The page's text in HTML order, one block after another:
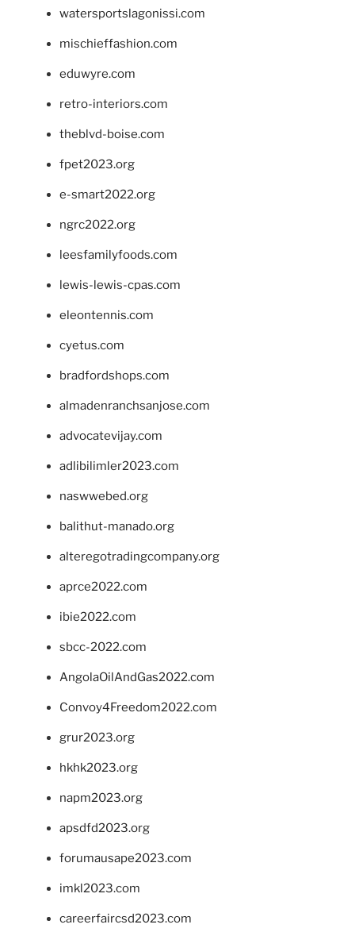
watersportslagonissi.com
mischieffashion.com
eduwyre.com
retro-interiors.com
theblvd-boise.com
fpet2023.org
e-smart2022.org
ngrc2022.org
leesfamilyfoods.com
lewis-lewis-cpas.com
eleontennis.com
cyetus.com
bradfordshops.com
almadenranchsanjose.com
advocatevijay.com
adlibilimler2023.com
naswwebed.org
balithut-manado.org
alteregotradingcompany.org
aprce2022.com
ibie2022.com
sbcc-2022.com
AngolaOilAndGas2022.com
Convoy4Freedom2022.com
grur2023.org
hkhk2023.org
napm2023.org
apsdfd2023.org
forumausape2023.com
imkl2023.com
careerfaircsd2023.com